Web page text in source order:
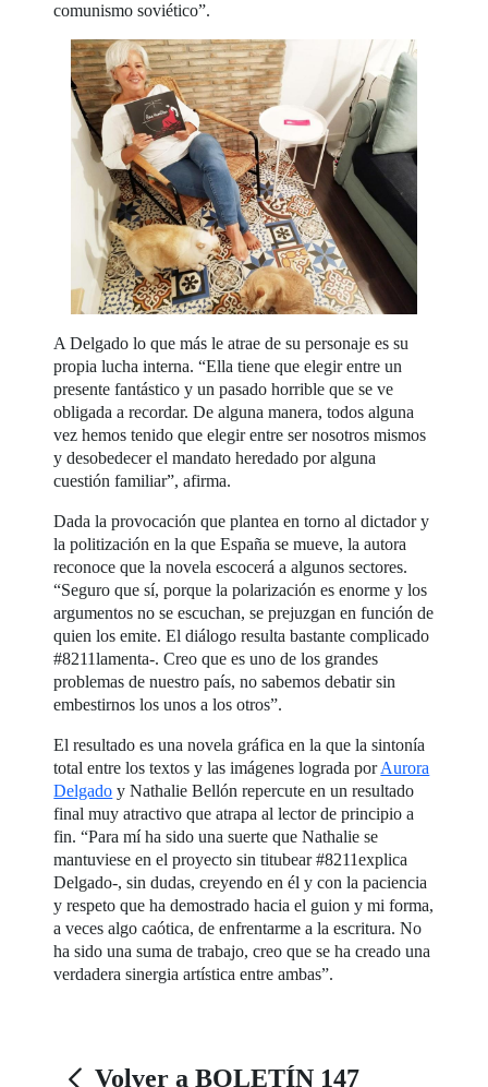
comunismo soviético”.
A Delgado lo que más le atrae de su personaje es su
propia lucha interna. “Ella tiene que elegir entre un
presente fantástico y un pasado horrible que se ve
obligada a recordar. De alguna manera, todos alguna
vez hemos tenido que elegir entre ser nosotros mismos
y desobedecer el mandato heredado por alguna
cuestión familiar”, afirma.
Dada la provocación que plantea en torno al dictador y
la politización en la que España se mueve, la autora
reconoce que la novela escocerá a algunos sectores.
“Seguro que sí, porque la polarización es enorme y los
argumentos no se escuchan, se prejuzgan en función de
quien los emite. El diálogo resulta bastante complicado
#8211lamenta-. Creo que es uno de los grandes
problemas de nuestro país, no sabemos debatir sin
embestirnos los unos a los otros”.
El resultado es una novela gráfica en la que la sintonía
total entre los textos y las imágenes lograda porAurora
Delgado y Nathalie Bellón repercute en un resultado
final muy atractivo que atrapa al lector de principio a
fin. “Para mí ha sido una suerte que Nathalie se
mantuviese en el proyecto sin titubear #8211explica
Delgado-, sin dudas, creyendo en él y con la paciencia
y respeto que ha demostrado hacia el guion y mi forma,
a veces algo caótica, de enfrentarme a la escritura. No
ha sido una suma de trabajo, creo que se ha creado una
verdadera sinergia artística entre ambas”.
Volver a BOLETÍN 147